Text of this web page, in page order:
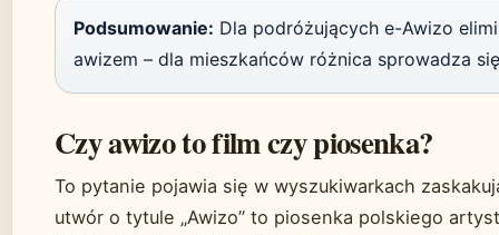
Podsumowanie: Dla podróżujących e-Awizo
awizem – dla mieszkańców różnica sprowadza
Czy awizo to film czy piosenka?
To pytanie pojawia się w wyszukiwarkach
utwór o tytule „Awizo” to piosenka polskiego